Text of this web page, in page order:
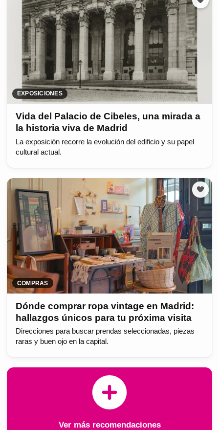
EXPOSICIONES
Vida del Palacio de Cibeles, una mirada a
la historia viva de Madrid
La exposición recorre la evolución del edificio y su papel
cultural actual.
COMPRAS
Dónde comprar ropa vintage en Madrid:
hallazgos únicos para tu próxima visita
Direcciones para buscar prendas seleccionadas, piezas
raras y buen ojo en la capital.
Ver más recomendaciones